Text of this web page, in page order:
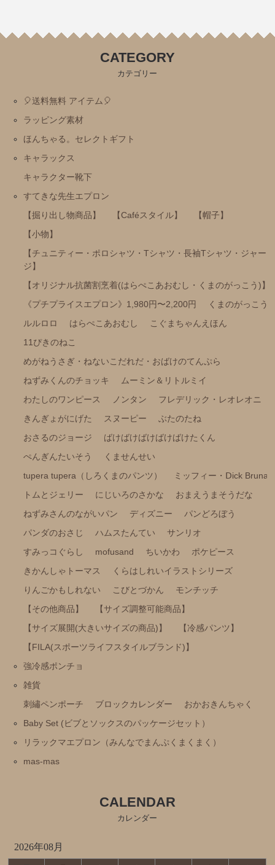
mofusand
ちいかわ
ポケピース
きかんしゃトーマス
くらはしれいイラストシリーズ
りんごかもしれない
モンチッチ
【その他商品】
【サイズ調整可能商品】
【サイズ展開(大きいサイズの商品)】
【冷感パンツ】
【FILA(スポーツライフスタイルブランド)】
雑貨
刺繡ペンポーチ
ブロックカレンダー
おかおきんちゃく
リラックマエプロン（みんなでまんぷくまくまく）
mas-mas
CATEGORY
カテゴリー
🎈送料無料 アイテム🎈
ラッピング素材
ほんちゃる。セレクトギフト
キャラックス
キャラクター靴下
すてきな先生エプロン
【掘り出し物商品】
【Caféスタイル】
【帽子】
【小物】
【チュニティー・ポロシャツ・Tシャツ・長袖Tシャツ・ジャー
ジ】
【オリジナル抗菌割烹着(はらぺこあおむし・くまのがっこう)】
《プチプライスエプロン》1,980円〜2,200円
くまのがっこう
ルルロロ
はらぺこあおむし
こぐまちゃんえほん
11ぴきのねこ
めがねうさぎ・ねないこだれだ・おばけのてんぷら
ねずみくんのチョッキ
ムーミン＆リトルミイ
わたしのワンピース
ノンタン
フレデリック・レオレオニ
きんぎょがにげた
スヌーピー
ぶたのたね
おさるのジョージ
ばけばけばけばけばけたくん
ぺんぎんたいそう
くませんせい
tupera tupera（しろくまのパンツ）
ミッフィー・Ⅾick Bruna
トムとジェリー
にじいろのさかな
おまえうまそうだな
ねずみさんのながいパン
ディズニー
パンどろぼう
パンダのおさじ
ハムスたんてい
サンリオ
すみっコぐらし
mofusand ちいかわ
ポケピース
きかんしゃトーマス
くらはしれいイラストシリーズ
りんごかもしれない
こびとづかん
モンチッチ
【その他商品】
【サイズ調整可能商品】
【サイズ展開(大きいサイズの商品)】
【冷感パンツ】
【FILA(スポーツライフスタイルブランド)】
強冷感ポンチョ
雑貨
刺繡ペンポーチ
ブロックカレンダー
おかおきんちゃく
Baby Set (ビブとソックスのパッケージセット）
リラックマエプロン（みんなでまんぷくまくまく）
mas-mas
CALENDAR
カレンダー
2026年08月